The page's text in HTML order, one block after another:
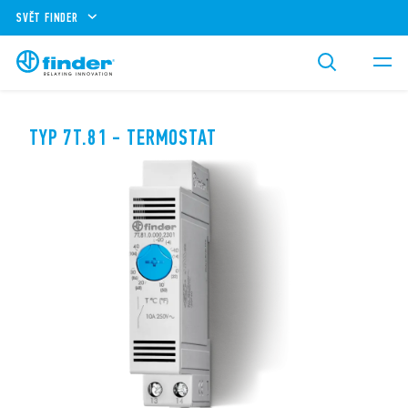
SVĚT FINDER
TYP 7T.81 - TERMOSTAT